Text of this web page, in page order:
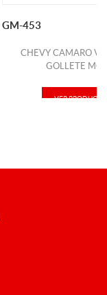
GM-453
CHEVY CAMARO V-
GOLLETE
VER PRODUCTO